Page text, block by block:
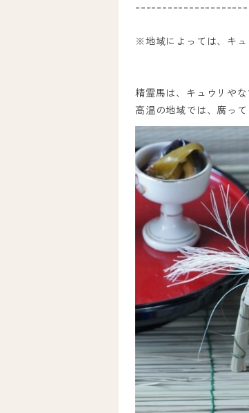
※地域によっては、キュ
精霊馬は、キュウリや
高温の地域では、腐っ